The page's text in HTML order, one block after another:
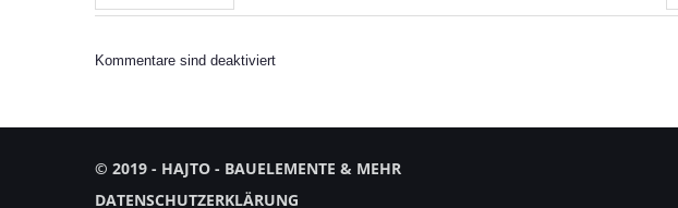
Kommentare sind deaktiviert
© 2019 - HAJTO - BAUELEMENTE & MEHR
DATENSCHUTZERKLÄRUNG